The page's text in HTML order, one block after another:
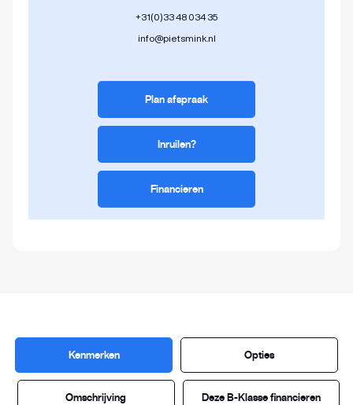
+31(0)33 48 034 35
info@pietsmink.nl
Plan afspraak
Inruilen?
Financieren
Kenmerken Opties
Omschrijving Deze B-Klasse financieren